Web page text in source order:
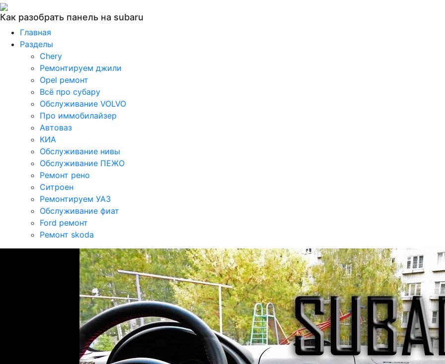
Как разобрать панель на subaru
Главная
Разделы
Chery
Ремонтируем джили
Opel ремонт
Всё про субару
Обслуживание VOLVO
Про иммобилайзер
Автоваз
КИА
Обслуживание нивы
Обслуживание ПЕЖО
Ремонт рено
Ситроен
Ремонтируем УАЗ
Обслуживание фиат
Ford ремонт
Ремонт skoda